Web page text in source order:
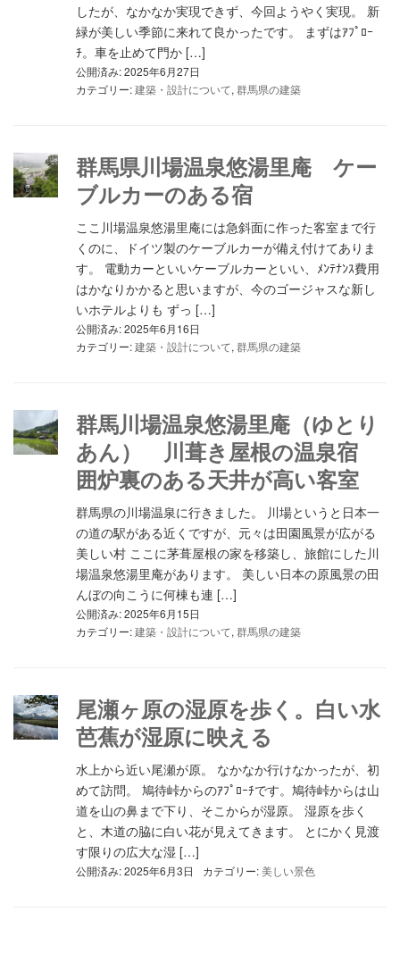
したが、なかなか実現できず、今回ようやく実現。 新
緑が美しい季節に来れて良かったです。 まずはｱﾌﾟﾛｰ
ﾁ。車を止めて門か […]
公開済み: 2025年6月27日
カテゴリー:建築・設計について, 群馬県の建築
群馬県川場温泉悠湯里庵 ケー
ブルカーのある宿
ここ川場温泉悠湯里庵には急斜面に作った客室まで行
くのに、ドイツ製のケーブルカーが備え付けてありま
す。 電動カーといいケーブルカーといい、ﾒﾝﾃﾅﾝｽ費用
はかなりかかると思いますが、今のゴージャスな新し
いホテルよりも ずっ […]
公開済み: 2025年6月16日
カテゴリー:建築・設計について, 群馬県の建築
群馬川場温泉悠湯里庵（ゆとり
あん） 川葺き屋根の温泉宿
囲炉裏のある天井が高い客室
群馬県の川場温泉に行きました。 川場というと日本一
の道の駅がある近くですが、元々は田園風景が広がる
美しい村 ここに茅葺屋根の家を移築し、旅館にした川
場温泉悠湯里庵があります。 美しい日本の原風景の田
んぼの向こうに何棟も連 […]
公開済み: 2025年6月15日
カテゴリー:建築・設計について, 群馬県の建築
尾瀬ヶ原の湿原を歩く。白い水
芭蕉が湿原に映える
水上から近い尾瀬が原。 なかなか行けなかったが、初
めて訪問。 鳩待峠からのｱﾌﾟﾛｰﾁです。鳩待峠からは山
道を山の鼻まで下り、そこからが湿原。 湿原を歩く
と、木道の脇に白い花が見えてきます。 とにかく見渡
す限りの広大な湿 […]
公開済み: 2025年6月3日 カテゴリー:美しい景色